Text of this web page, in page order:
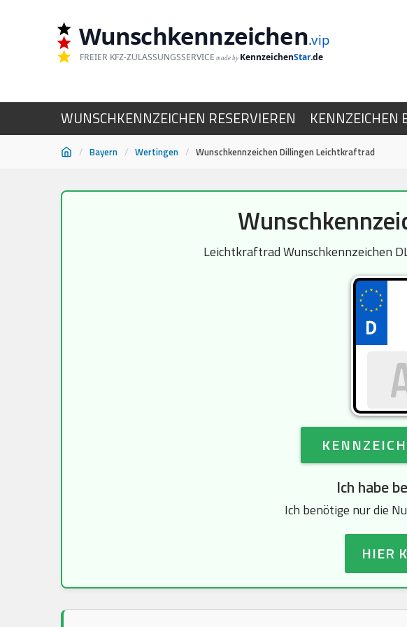
Wunschkennzeichen.vip
FREIER KFZ-ZULASSUNGSSERVICE made by KennzeichenStar.de
WUNSCHKENNZEICHEN RESERVIEREN KENNZEICHEN
/ Bayern / Wertingen / Wunschkennzeichen Dillingen Leichtkraftrad
Leichtkraftrad Wunschkennzeichen
Ich habe
Ich benötige nur die
HIER